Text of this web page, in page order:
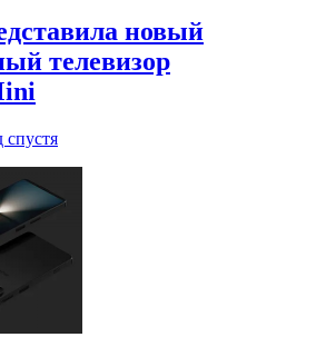
новый
телевизор
спустя